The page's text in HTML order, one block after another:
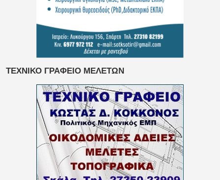
ΤΕΧΝΙΚΟ ΓΡΑΦΕΙΟ ΜΕΛΕΤΩΝ